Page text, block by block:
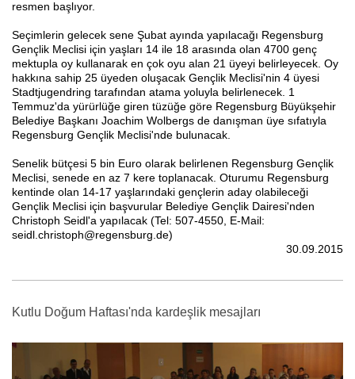
resmen başlıyor.
Seçimlerin gelecek sene Şubat ayında yapılacağı Regensburg
Gençlik Meclisi için yaşları 14 ile 18 arasında olan 4700 genç
mektupla oy kullanarak en çok oyu alan 21 üyeyi belirleyecek. Oy
hakkına sahip 25 üyeden oluşacak Gençlik Meclisi'nin 4 üyesi
Stadtjugendring tarafından atama yoluyla belirlenecek. 1
Temmuz'da yürürlüğe giren tüzüğe göre Regensburg Büyükşehir
Belediye Başkanı Joachim Wolbergs de danışman üye sıfatıyla
Regensburg Gençlik Meclisi'nde bulunacak.
Senelik bütçesi 5 bin Euro olarak belirlenen Regensburg Gençlik
Meclisi, senede en az 7 kere toplanacak. Oturumu Regensburg
kentinde olan 14-17 yaşlarındaki gençlerin aday olabileceği
Gençlik Meclisi için başvurular Belediye Gençlik Dairesi'nden
Christoph Seidl'a yapılacak (Tel: 507-4550, E-Mail:
seidl.christoph@regensburg.de)
30.09.2015
Kutlu Doğum Haftası'nda kardeşlik mesajları